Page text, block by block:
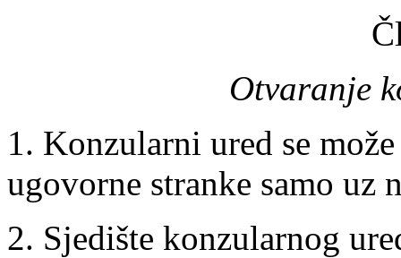
Otvaranje
1. Konzularni ured se
ugovorne stranke samo uz
2. Sjedište konzularnog